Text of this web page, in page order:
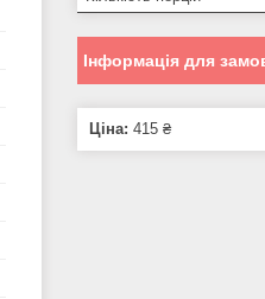
Інформація для
Ціна: 415 ₴